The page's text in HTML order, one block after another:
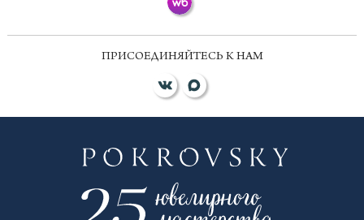
ПРИСОЕДИНЯЙТЕСЬ К НАМ